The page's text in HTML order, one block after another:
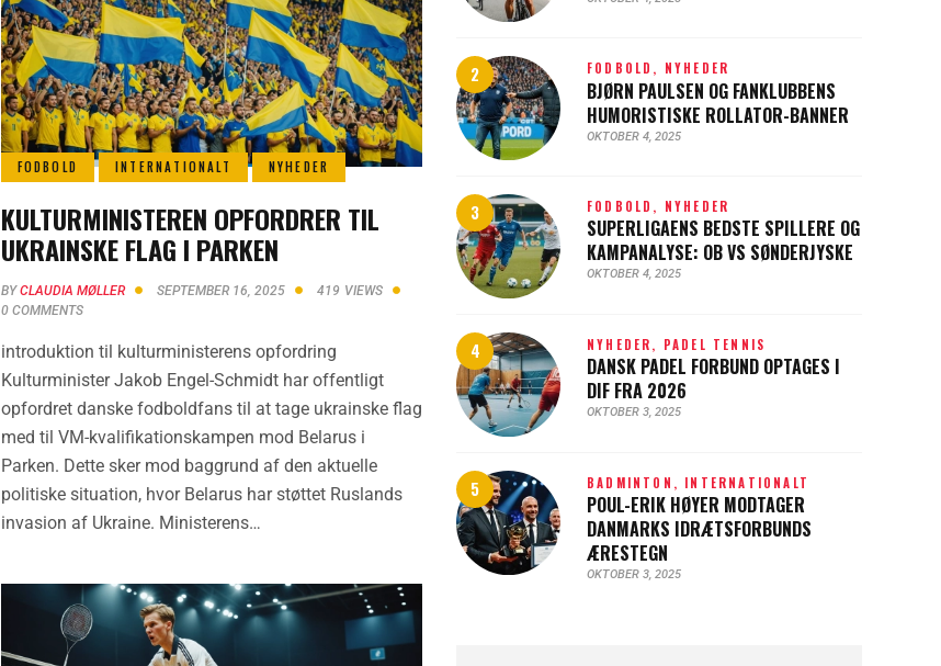
FODBOLD INTERNATIONALT NYHEDER
KULTURMINISTEREN OPFORDRER TIL
UKRAINSKE FLAG I PARKEN
BYCLAUDIA MØLLER SEPTEMBER 16, 2025 419 VIEWS
0 COMMENTS
introduktion til kulturministerens opfordring
Kulturminister Jakob Engel-Schmidt har offentligt
opfordret danske fodboldfans til at tage ukrainske flag
med til VM-kvalifikationskampen mod Belarus i
Parken. Dette sker mod baggrund af den aktuelle
politiske situation, hvor Belarus har støttet Ruslands
invasion af Ukraine. Ministerens…
FODBOLD, NYHEDER
BJØRN PAULSEN OG FANKLUBBENS
HUMORISTISKE ROLLATOR-BANNER
OKTOBER 4, 2025
FODBOLD, NYHEDER
SUPERLIGAENS BEDSTE SPILLERE OG
KAMPANALYSE: OB VS SØNDERJYSKE
OKTOBER 4, 2025
NYHEDER, PADEL TENNIS
DANSK PADEL FORBUND OPTAGES I
DIF FRA 2026
OKTOBER 3, 2025
BADMINTON, INTERNATIONALT
POUL-ERIK HØYER MODTAGER
DANMARKS IDRÆTSFORBUNDS
ÆRESTEGN
OKTOBER 3, 2025